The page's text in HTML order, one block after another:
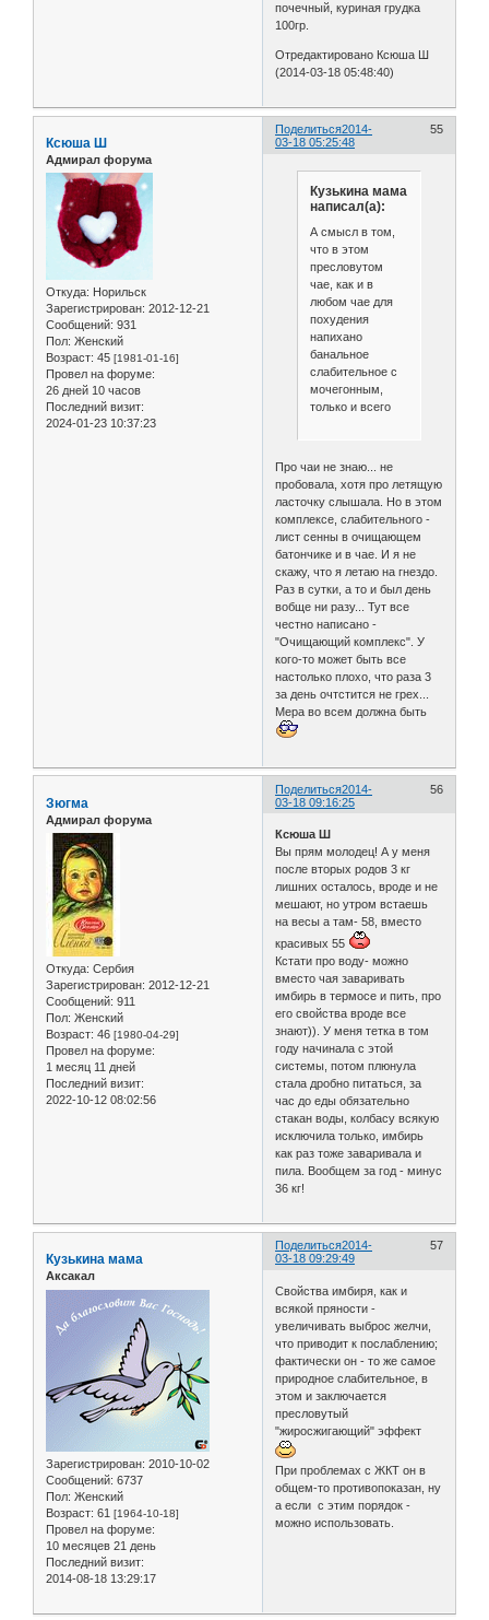
почечный, куриная грудка
100гр.
Отредактировано Ксюша Ш
(2014-03-18 05:48:40)
Поделиться 55
2014-
03-18 05:25:48
Ксюша Ш
Адмирал форума
Откуда: Норильск
Зарегистрирован: 2012-12-21
Сообщений: 931
Пол: Женский
Возраст: 45 [1981-01-16]
Провел на форуме:
26 дней 10 часов
Последний визит:
2024-01-23 10:37:23
Кузькина мама
написал(а):
А смысл в том,
что в этом
пресловутом
чае, как и в
любом чае для
похудения
напихано
банальное
слабительное с
мочегонным,
только и всего
Про чаи не знаю... не
пробовала, хотя про летящую
ласточку слышала. Но в этом
комплексе, слабительного -
лист сенны в очищающем
батончике и в чае. И я не
скажу, что я летаю на гнездо.
Раз в сутки, а то и был день
вобще ни разу... Тут все
честно написано -
"Очищающий комплекс". У
кого-то может быть все
настолько плохо, что раза 3
за день очтстится не грех...
Мера во всем должна быть
Поделиться 56
2014-
03-18 09:16:25
Зюгма
Адмирал форума
Откуда: Сербия
Зарегистрирован: 2012-12-21
Сообщений: 911
Пол: Женский
Возраст: 46 [1980-04-29]
Провел на форуме:
1 месяц 11 дней
Последний визит:
2022-10-12 08:02:56
Ксюша Ш
Вы прям молодец! А у меня
после вторых родов 3 кг
лишних осталось, вроде и не
мешают, но утром встаешь
на весы а там- 58, вместо
красивых 55
Кстати про воду- можно
вместо чая заваривать
имбирь в термосе и пить, про
его свойства вроде все
знают)). У меня тетка в том
году начинала с этой
системы, потом плюнула
стала дробно питаться, за
час до еды обязательно
стакан воды, колбасу всякую
исключила только, имбирь
как раз тоже заваривала и
пила. Вообщем за год - минус
36 кг!
Поделиться 57
2014-
03-18 09:29:49
Кузькина мама
Аксакал
Зарегистрирован: 2010-10-02
Сообщений: 6737
Пол: Женский
Возраст: 61 [1964-10-18]
Провел на форуме:
10 месяцев 21 день
Последний визит:
2014-08-18 13:29:17
Свойства имбиря, как и
всякой пряности -
увеличивать выброс желчи,
что приводит к послаблению;
фактически он - то же самое
природное слабительное, в
этом и заключается
пресловутый
"жиросжигающий" эффект
При проблемах с ЖКТ он в
общем-то противопоказан, ну
а если с этим порядок -
можно использовать.